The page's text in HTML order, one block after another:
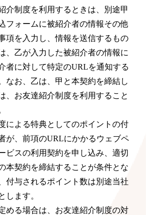
介制度を利用するときは、別途甲
フォームに被紹介者の情報その他
項を入力し、情報を送信するもの
、乙が入力した被紹介者の情報に
者に対して特定のURLを通知する
なお、乙は、甲と本契約を締結し
、お友達紹介制度を利用すること
による特典としてのポイントの付
が、前項のURLにかかるウェブペ
ビスの利用契約を申し込み、適切
本契約を締結することが条件とな
付与されるポイント数は別途当社
します。
める場合は、お友達紹介制度の対